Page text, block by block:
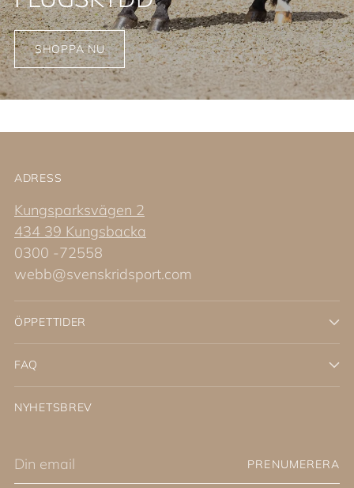
SHOPPA NU
ADRESS
Kungsparksvägen 2
434 39 Kungsbacka
0300 -72558
webb@svenskridsport.com
ÖPPETTIDER
FAQ
NYHETSBREV
Din
PRENUMERERA